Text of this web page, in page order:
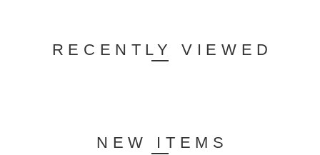
RECENTLY VIEWED
NEW ITEMS